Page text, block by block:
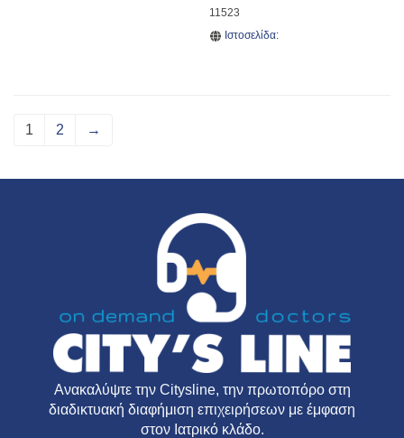
11523
Ιστοσελίδα:
1 2 →
Ανακαλύψτε την Citysline, την πρωτοπόρο στη
διαδικτυακή διαφήμιση επιχειρήσεων με έμφαση
στον Ιατρικό κλάδο.